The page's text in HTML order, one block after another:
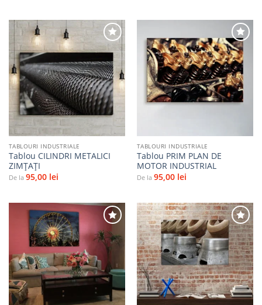
Adaugă
la
favorite
TABLOURI INDUSTRIALE
Tablou CILINDRI METALICI
ZIMȚAȚI
De la 95,00 lei
Adaugă
la
favorite
TABLOURI INDUSTRIALE
Tablou PRIM PLAN DE
MOTOR INDUSTRIAL
De la 95,00 lei
favorite
Adaugă
la
favorite